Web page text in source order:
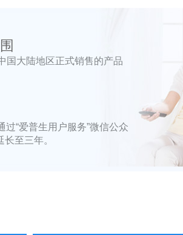
国大陆地区正式销售的产品
“爱普生用户服务”微信公众
至三年。